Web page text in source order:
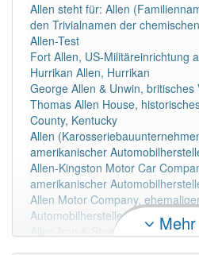
Allen steht für: Allen
den Trivialnamen der
Allen-Test
Fort Allen, US-Militäreinrichtung
Hurrikan Allen, Hurrikan
George Allen & Unwin, britisches
Thomas Allen House,
County, Kentucky
Allen
amerikanischer
Allen-Kingston Motor Car
amerikanischer
Allen Motor Company,
Automobilhersteller (1913–1922)
Allen Iron & Steel Company,Mehr